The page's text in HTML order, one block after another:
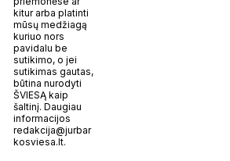
kitur arba platinti
mūsų medžiagą
kuriuo nors
pavidalu be
sutikimo, o jei
sutikimas gautas,
būtina nurodyti
ŠVIESĄ kaip
šaltinį. Daugiau
informacijos
redakcija@jurbar
kosviesa.lt.